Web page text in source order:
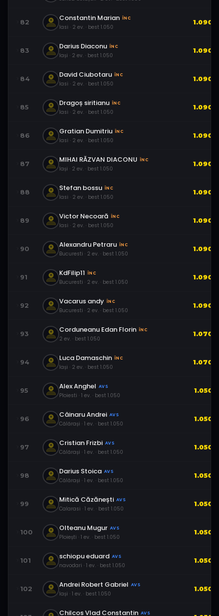
82 Constantin Marian ÎNC
Iasi · 2 ev. · best 1.050
1.090
83 Darius Diaconu ÎNC
Iași · 2 ev. · best 1.050
1.090
84 David Ciubotaru ÎNC
Iasi · 2 ev. · best 1.050
1.090
85 Dragoș siritianu ÎNC
Iasi · 2 ev. · best 1.050
1.090
86 Gratian Dumitriu ÎNC
Iasi · 2 ev. · best 1.050
1.090
87 MIHAI RĂZVAN DIACONU ÎNC
Iași · 2 ev. · best 1.050
1.090
88 Stefan bossu ÎNC
Iasi · 2 ev. · best 1.050
1.090
89 Victor Necoară ÎNC
Iasi · 2 ev. · best 1.050
1.090
90 Alexandru Petraru ÎNC
Bucuresti · 2 ev. · best 1.050
1.090
91 KdFilip11 ÎNC
Bucuresti · 2 ev. · best 1.050
1.090
92 Vacarus andy ÎNC
Bucuresti · 2 ev. · best 1.050
1.090
93 Corduneanu Edan Florin ÎNC
2 ev. · best 1.050
1.070
94 Luca Damaschin ÎNC
Iași · 2 ev. · best 1.050
1.070
95 Alex Anghel AVS
Ploiesti · 1 ev. · best 1.050
1.050
96 Câinaru Andrei AVS
Călărași · 1 ev. · best 1.050
1.050
97 Cristian Frizbi AVS
Călărași · 1 ev. · best 1.050
1.050
98 Darius Stoica AVS
Călărași · 1 ev. · best 1.050
1.050
99 Mitică Căzănești AVS
Calarasi · 1 ev. · best 1.050
1.050
100 Olteanu Mugur AVS
Ploiești · 1 ev. · best 1.050
1.050
101 schiopu eduard AVS
navodari · 1 ev. · best 1.050
1.050
102 Andrei Robert Gabriel AVS
Iași · 1 ev. · best 1.050
1.050
Chilcos Vlad Constantin AVS